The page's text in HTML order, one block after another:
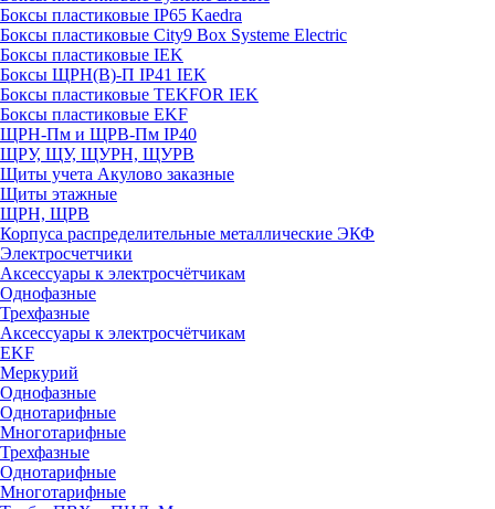
Боксы пластиковые IP65 Kaedra
Боксы пластиковые City9 Box Systeme Electric
Боксы пластиковые IEK
Боксы ЩРН(В)-П IP41 IEK
Боксы пластиковые TEKFOR IEK
Боксы пластиковые EKF
ЩРН-Пм и ЩРВ-Пм IP40
ЩРУ, ЩУ, ЩУРН, ЩУРВ
Щиты учета Акулово заказные
Щиты этажные
ЩРН, ЩРВ
Корпуса распределительные металлические ЭКФ
Электросчетчики
Аксессуары к электросчётчикам
Однофазные
Трехфазные
Аксессуары к электросчётчикам
EKF
Меркурий
Однофазные
Однотарифные
Многотарифные
Трехфазные
Однотарифные
Многотарифные